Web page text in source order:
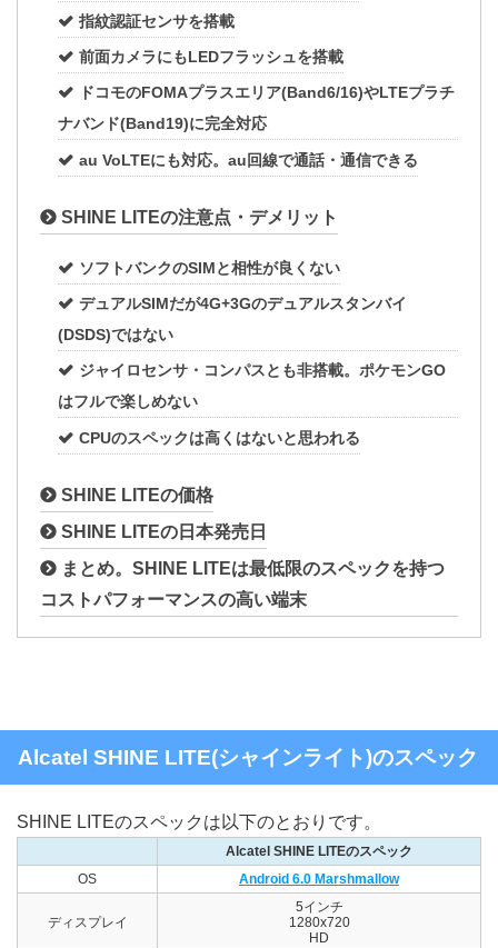
指紋認証センサを搭載
前面カメラにもLEDフラッシュを搭載
ドコモのFOMAプラスエリア(Band6/16)やLTEプラチ
ナバンド(Band19)に完全対応
au VoLTEにも対応。au回線で通話・通信できる
SHINE LITEの注意点・デメリット
ソフトバンクのSIMと相性が良くない
デュアルSIMだが4G+3Gのデュアルスタンバイ
(DSDS)ではない
ジャイロセンサ・コンパスとも非搭載。ポケモンGO
はフルで楽しめない
CPUのスペックは高くはないと思われる
SHINE LITEの価格
SHINE LITEの日本発売日
まとめ。SHINE LITEは最低限のスペックを持つ
コストパフォーマンスの高い端末
Alcatel SHINE LITE(シャインライト)のスペック
SHINE LITEのスペックは以下のとおりです。
Alcatel SHINE LITEのスペック
OS
Android 6.0 Marshmallow
ディスプレイ
5インチ
1280x720
HD